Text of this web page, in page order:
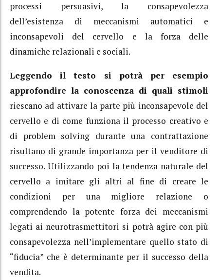
processi persuasivi, la consapevolezza
dell’esistenza di meccanismi automatici e
inconsapevoli del cervello e la forza delle
dinamiche relazionali e sociali.
Leggendo il testo si potrà per esempio
approfondire la conoscenza di quali stimoli
riescano ad attivare la parte più inconsapevole del
cervello e di come funziona il processo creativo e
di problem solving durante una contrattazione
risultano di grande importanza per il venditore di
successo. Utilizzando poi la tendenza naturale del
cervello a imitare gli altri al fine di creare le
condizioni per una migliore relazione o
comprendendo la potente forza dei meccanismi
legati ai neurotrasmettitori si potrà agire con più
consapevolezza nell’implementare quello stato di
“fiducia” che è determinante per il successo della
vendita.